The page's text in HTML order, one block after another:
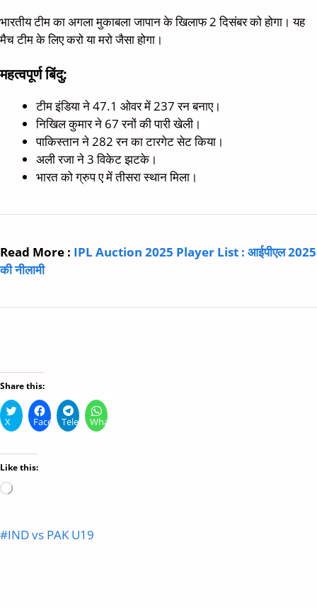
भारतीय टीम का अगला मुकाबला जापान के खिलाफ 2 दिसंबर को होगा। यह
मैच टीम के लिए करो या मरो जैसा होगा।
महत्वपूर्ण बिंदु:
टीम इंडिया ने 47.1 ओवर में 237 रन बनाए।
निखिल कुमार ने 67 रनों की पारी खेली।
पाकिस्तान ने 282 रन का टारगेट सेट किया।
अली रजा ने 3 विकेट झटके।
भारत को ग्रुप ए में तीसरा स्थान मिला।
Read More : IPL Auction 2025 Player List : आईपीएल 2025
की नीलामी
Share this:
X FacebookTelegramWhatsApp
Like this:
Loading…
Post
#IND vs PAK U19